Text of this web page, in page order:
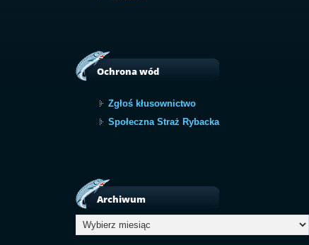
Ochrona wód
Zgłoś kłusownictwo
Społeczna Straż Rybacka
Archiwum
Archiwum